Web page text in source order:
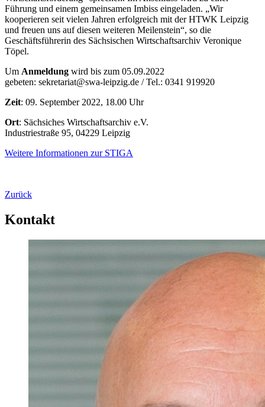
Führung und einem gemeinsamen Imbiss eingeladen. „Wir
kooperieren seit vielen Jahren erfolgreich mit der HTWK Leipzig
und freuen uns auf diesen weiteren Meilenstein“, so die
Geschäftsführerin des Sächsischen Wirtschaftsarchiv Veronique
Töpel.
Um Anmeldung wird bis zum 05.09.2022
gebeten: sekretariat@swa-leipzig.de / Tel.: 0341 919920
Zeit: 09. September 2022, 18.00 Uhr
Ort: Sächsiches Wirtschaftsarchiv e.V.
Industriestraße 95, 04229 Leipzig
Weitere Informationen zur STIGA
Zurück
Kontakt